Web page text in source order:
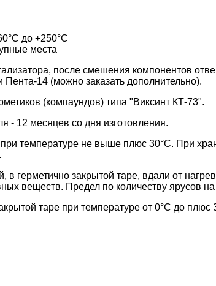
до +250°С
места
после смешения компонентов
Пента-14 (можно заказать дополнительно).
(компаундов) типа "Виксинт КТ-73".
- 12 месяцев со дня изготовления.
температуре не выше плюс 30°С. При
герметично закрытой таре, вдали от
веществ. Предел по количеству ярусов
таре при температуре от 0°С до плюс